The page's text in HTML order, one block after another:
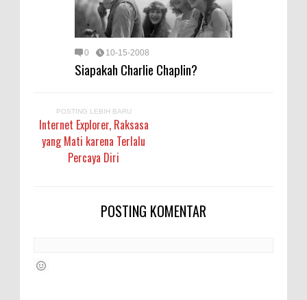
0 10-15-2008
Siapakah Charlie Chaplin?
POSTING LEBIH BARU
Internet Explorer, Raksasa
yang Mati karena Terlalu
Percaya Diri
POSTING KOMENTAR